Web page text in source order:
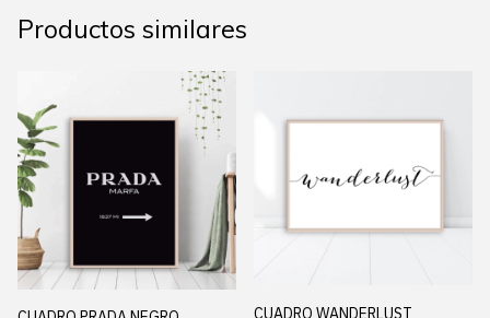
Productos similares
CUADRO WANDERLUST